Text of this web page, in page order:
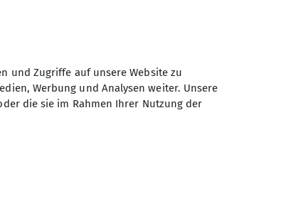
und Zugriffe auf unsere Website zu
Werbung und Analysen weiter. Unsere
die sie im Rahmen Ihrer Nutzung der